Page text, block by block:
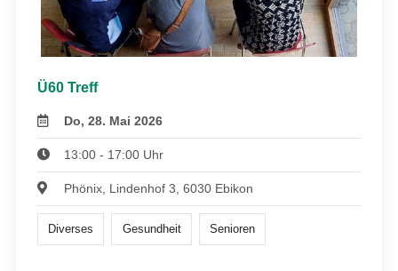
Ü60 Treff
Do, 28. Mai 2026
13:00 - 17:00 Uhr
Phönix, Lindenhof 3, 6030 Ebikon
Diverses Gesundheit Senioren